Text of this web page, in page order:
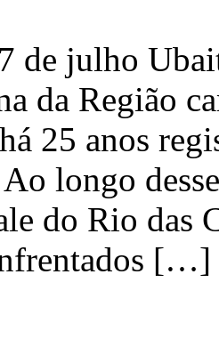
de julho
da Região
25 anos
longo
do Rio das
[…]